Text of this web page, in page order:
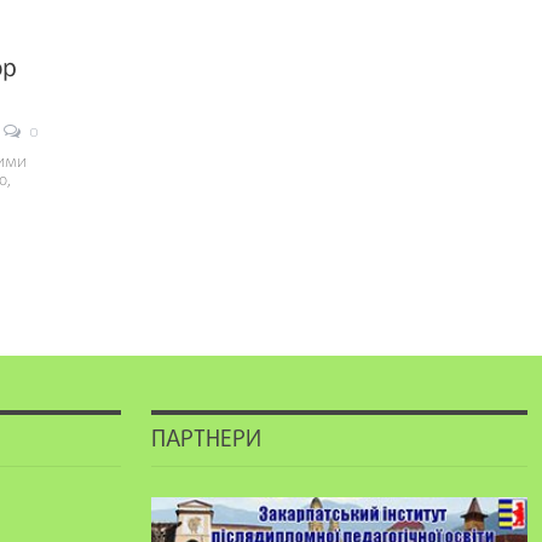
0
ПАРТНЕРИ